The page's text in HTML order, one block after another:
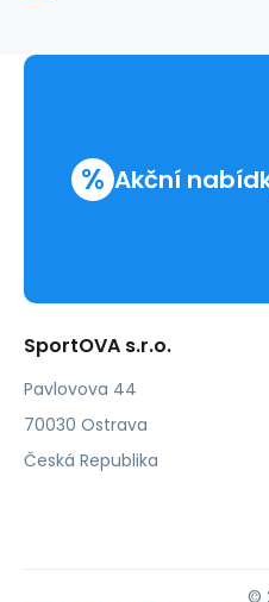
% Akční
SportOVA s.r.o.
Pavlovova 44
70030 Ostrava
Česká Republika
©